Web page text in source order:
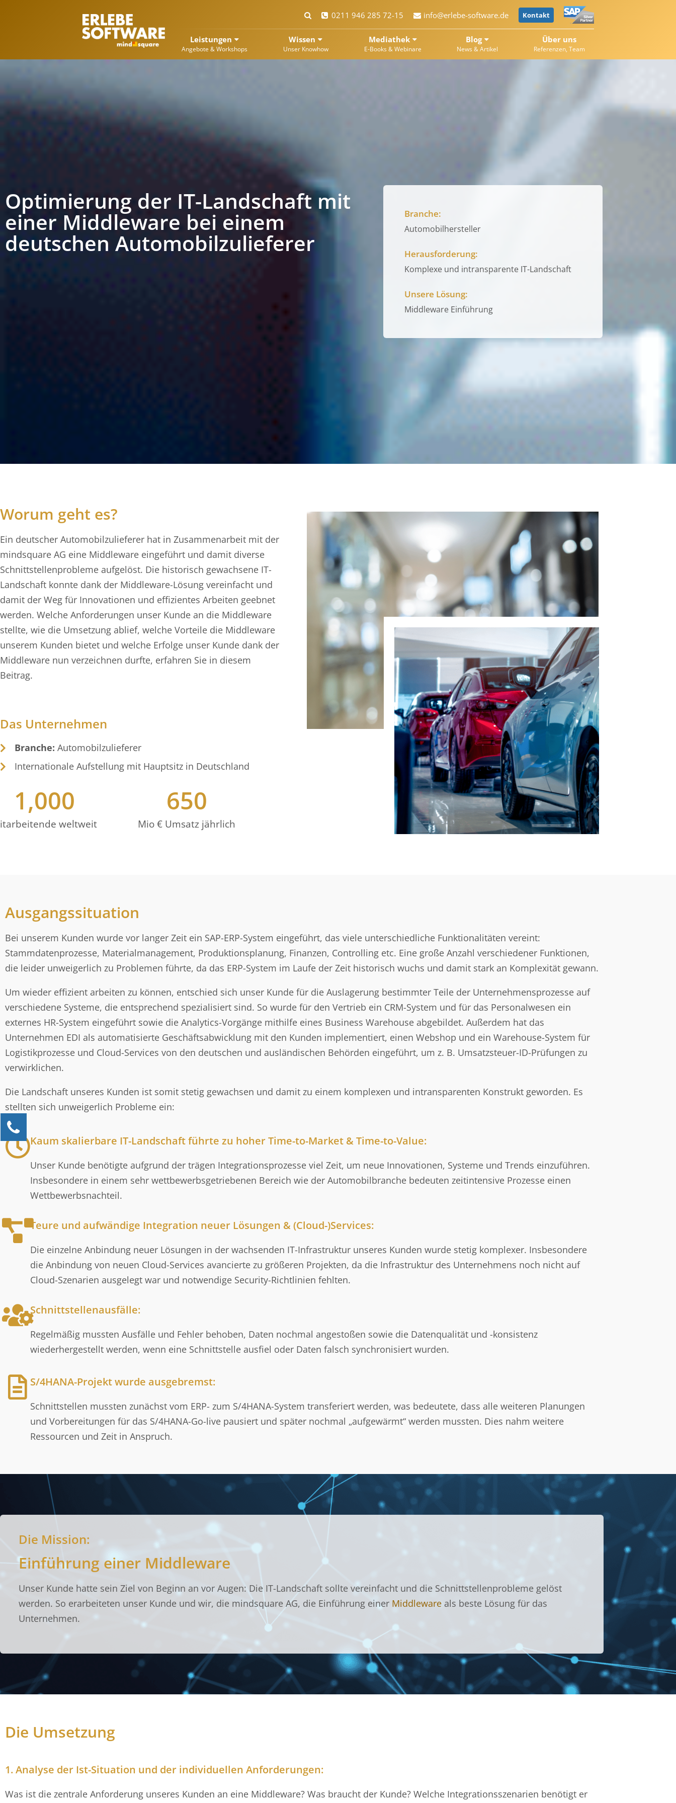
0211 946 285 72-15 info@erlebe-software.de Kontakt
Leistungen
Angebote & Workshops
Wissen
Unser Knowhow
Mediathek
E-Books & Webinare
Blog
News & Artikel
Über uns
Referenzen, Team
Optimierung der IT-Landschaft mit
einer Middleware bei einem
deutschen Automobilzulieferer
Branche:
Automobilhersteller
Herausforderung:
Komplexe und intransparente IT-Landschaft
Unsere Lösung:
Middleware Einführung
Worum geht es?
Ein deutscher Automobilzulieferer hat in Zusammenarbeit mit der
mindsquare AG eine Middleware eingeführt und damit diverse
Schnittstellenprobleme aufgelöst. Die historisch gewachsene IT-
Landschaft konnte dank der Middleware-Lösung vereinfacht und
damit der Weg für Innovationen und effizientes Arbeiten geebnet
werden. Welche Anforderungen unser Kunde an die Middleware
stellte, wie die Umsetzung ablief, welche Vorteile die Middleware
unserem Kunden bietet und welche Erfolge unser Kunde dank der
Middleware nun verzeichnen durfte, erfahren Sie in diesem
Beitrag.
Das Unternehmen
Branche: Automobilzulieferer
Internationale Aufstellung mit Hauptsitz in Deutschland
weltweit
1,000
Mio € Umsatz jährlich
650
Ausgangssituation
Bei unserem Kunden wurde vor langer Zeit ein SAP-ERP-System eingeführt, das viele unterschiedliche Funktionalitäten vereint:
Stammdatenprozesse, Materialmanagement, Produktionsplanung, Finanzen, Controlling etc. Eine große Anzahl verschiedener Funktionen,
die leider unweigerlich zu Problemen führte, da das ERP-System im Laufe der Zeit historisch wuchs und damit stark an Komplexität gewann.
Um wieder effizient arbeiten zu können, entschied sich unser Kunde für die Auslagerung bestimmter Teile der Unternehmensprozesse auf
verschiedene Systeme, die entsprechend spezialisiert sind. So wurde für den Vertrieb ein CRM-System und für das Personalwesen ein
externes HR-System eingeführt sowie die Analytics-Vorgänge mithilfe eines Business Warehouse abgebildet. Außerdem hat das
Unternehmen EDI als automatisierte Geschäftsabwicklung mit den Kunden implementiert, einen Webshop und ein Warehouse-System für
Logistikprozesse und Cloud-Services von den deutschen und ausländischen Behörden eingeführt, um z. B. Umsatzsteuer-ID-Prüfungen zu
verwirklichen.
Die Landschaft unseres Kunden ist somit stetig gewachsen und damit zu einem komplexen und intransparenten Konstrukt geworden. Es
stellten sich unweigerlich Probleme ein:
Kaum skalierbare IT-Landschaft führte zu hoher Time-to-Market & Time-to-Value:
Unser Kunde benötigte aufgrund der trägen Integrationsprozesse viel Zeit, um neue Innovationen, Systeme und Trends einzuführen.
Insbesondere in einem sehr wettbewerbsgetriebenen Bereich wie der Automobilbranche bedeuten zeitintensive Prozesse einen
Wettbewerbsnachteil.
Teure und aufwändige Integration neuer Lösungen & (Cloud-)Services:
Die einzelne Anbindung neuer Lösungen in der wachsenden IT-Infrastruktur unseres Kunden wurde stetig komplexer. Insbesondere
die Anbindung von neuen Cloud-Services avancierte zu größeren Projekten, da die Infrastruktur des Unternehmens noch nicht auf
Cloud-Szenarien ausgelegt war und notwendige Security-Richtlinien fehlten.
Schnittstellenausfälle:
Regelmäßig mussten Ausfälle und Fehler behoben, Daten nochmal angestoßen sowie die Datenqualität und -konsistenz
wiederhergestellt werden, wenn eine Schnittstelle ausfiel oder Daten falsch synchronisiert wurden.
S/4HANA-Projekt wurde ausgebremst:
Schnittstellen mussten zunächst vom ERP- zum S/4HANA-System transferiert werden, was bedeutete, dass alle weiteren Planungen
und Vorbereitungen für das S/4HANA-Go-live pausiert und später nochmal „aufgewärmt“ werden mussten. Dies nahm weitere
Ressourcen und Zeit in Anspruch.
Die Mission:
Einführung einer Middleware
Unser Kunde hatte sein Ziel von Beginn an vor Augen: Die IT-Landschaft sollte vereinfacht und die Schnittstellenprobleme gelöst
werden. So erarbeiteten unser Kunde und wir, die mindsquare AG, die Einführung einer Middleware als beste Lösung für das
Unternehmen.
Die Umsetzung
1. Analyse der Ist-Situation und der individuellen Anforderungen:
Was ist die zentrale Anforderung unseres Kunden an eine Middleware? Was braucht der Kunde? Welche Integrationsszenarien benötigt er
Alexander Kössner-Maier
0211 946 285 72-15
Alexander.Koessner-Maier@erlebe-software.de